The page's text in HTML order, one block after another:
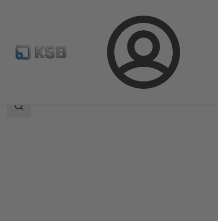
Login
CHTD
Suchbereich